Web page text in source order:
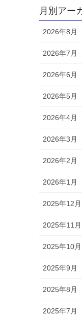
月別アー
2026年8月
2026年7月
2026年6月
2026年5月
2026年4月
2026年3月
2026年2月
2026年1月
2025年12月
2025年11月
2025年10月
2025年9月
2025年8月
2025年7月